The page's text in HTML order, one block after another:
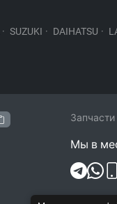
· SUZUKI · DAIHATSU ·
Запчасти
Мы в